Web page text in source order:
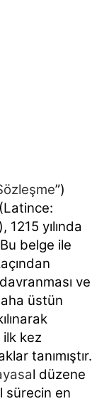
”)
(Latince:
1215 yılında
belge ile
ve
üstün
ilk kez
tanımıştır.
l düzene
sürecin en